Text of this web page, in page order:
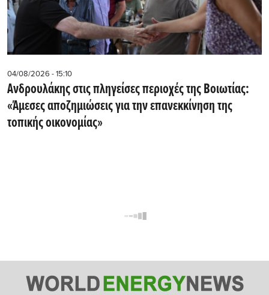
04/08/2026 - 15:10
Ανδρουλάκης στις πληγείσες περιοχές της Βοιωτίας:
«Άμεσες αποζημιώσεις για την επανεκκίνηση της
τοπικής οικονομίας»